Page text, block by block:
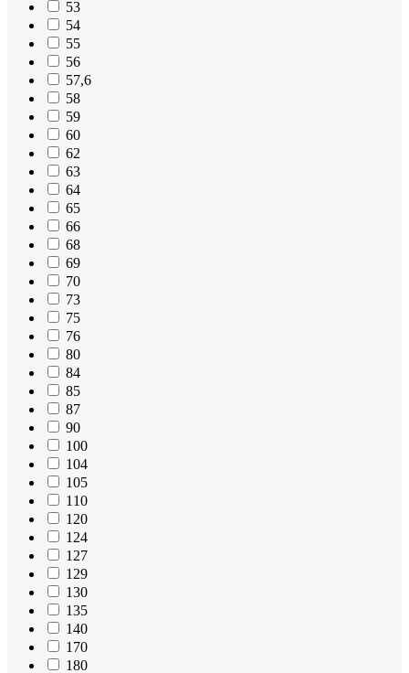
53
54
55
56
57,6
58
59
60
62
63
64
65
66
68
69
70
73
75
76
80
84
85
87
90
100
104
105
110
120
124
127
129
130
135
140
170
180